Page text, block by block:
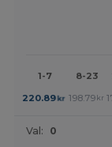
1-7 8-23
220.89kr 198.79 kr
Val: 0